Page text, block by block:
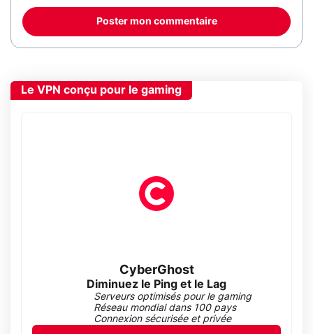
Poster mon commentaire
Le VPN conçu pour le gaming
CyberGhost
Diminuez le Ping et le Lag
Serveurs optimisés pour le gaming
Réseau mondial dans 100 pays
Connexion sécurisée et privée